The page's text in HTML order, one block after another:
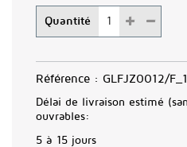
Quantité
Référence : GLFJZ0012/
Délai de livraison estimé
ouvrables:
5 à 15 jours